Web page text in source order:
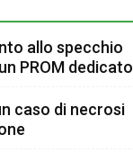
allo specchio
PROM dedicato
caso di necrosi